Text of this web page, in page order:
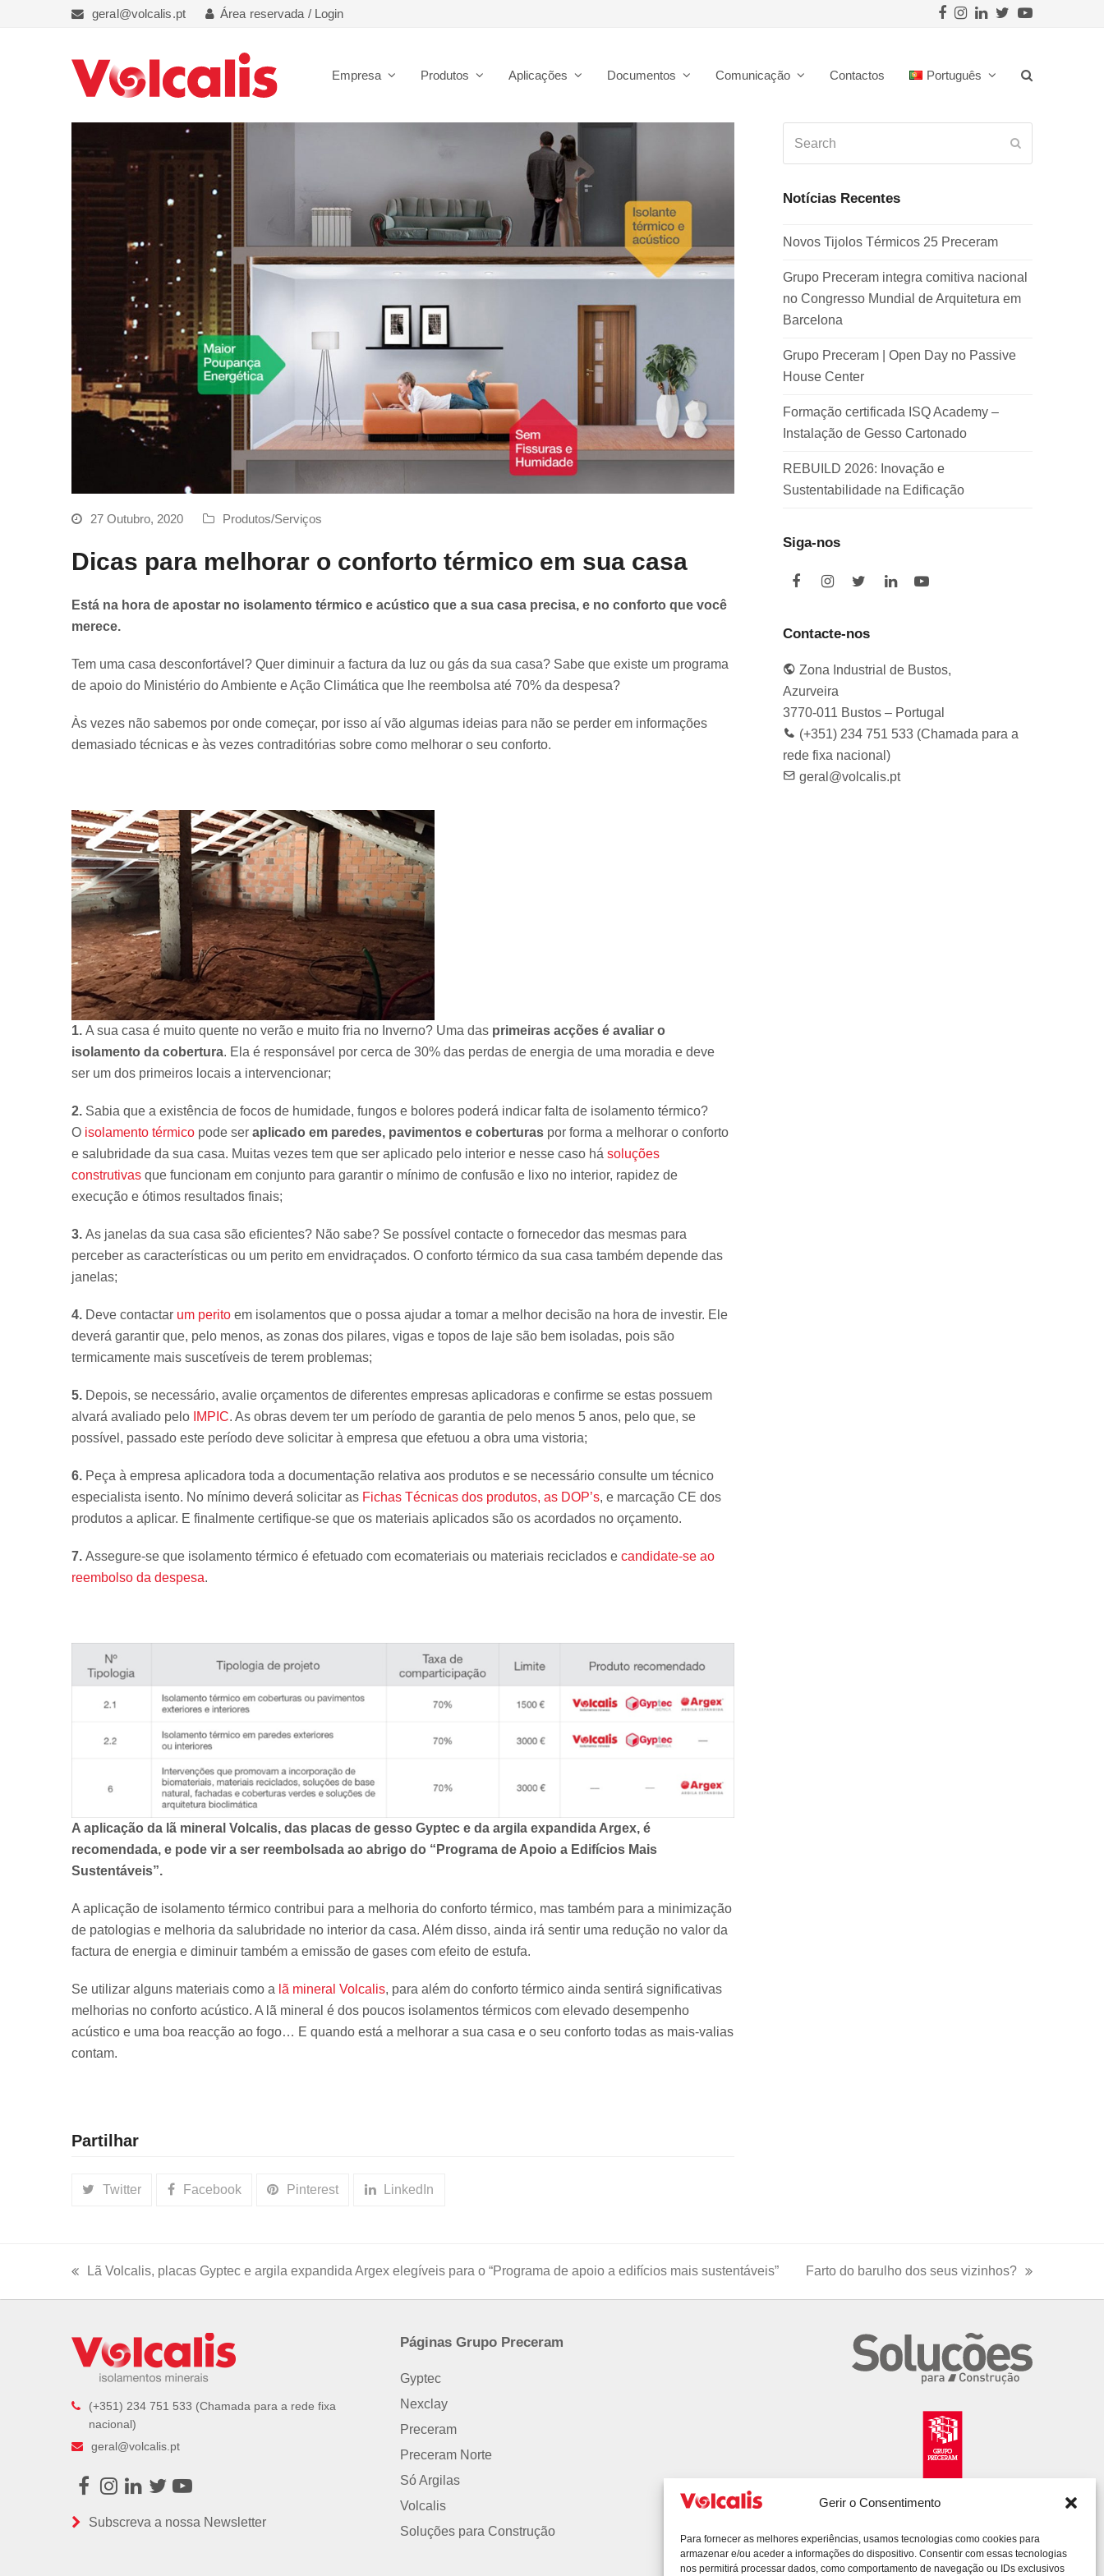
Gerir o Consentimento
Para fornecer as melhores experiências, usamos tecnologias como cookies para
armazenar e/ou aceder a informações do dispositivo. Consentir com essas tecnologias
nos permitirá processar dados, como comportamento de navegação ou IDs exclusivos
geral@volcalis.pt Área reservada / Login Facebook
Instagram
LinkedIn
Twitter
Empresa Produtos Aplicações Documentos Comunicação Contactos Português
27 Outubro, 2020 Produtos/Serviços
Dicas para melhorar o conforto térmico em sua casa
Está na hora de apostar no isolamento térmico e acústico que a sua casa precisa, e no conforto que você
merece.
Tem uma casa desconfortável? Quer diminuir a factura da luz ou gás da sua casa? Sabe que existe um programa
de apoio do Ministério do Ambiente e Ação Climática que lhe reembolsa até 70% da despesa?
Às vezes não sabemos por onde começar, por isso aí vão algumas ideias para não se perder em informações
demasiado técnicas e às vezes contraditórias sobre como melhorar o seu conforto.
1. A sua casa é muito quente no verão e muito fria no Inverno? Uma das primeiras acções é avaliar o
isolamento da cobertura. Ela é responsável por cerca de 30% das perdas de energia de uma moradia e deve
ser um dos primeiros locais a intervencionar;
2. Sabia que a existência de focos de humidade, fungos e bolores poderá indicar falta de isolamento térmico?
O isolamento térmico pode ser aplicado em paredes, pavimentos e coberturas por forma a melhorar o conforto
e salubridade da sua casa. Muitas vezes tem que ser aplicado pelo interior e nesse caso há soluções
construtivas que funcionam em conjunto para garantir o mínimo de confusão e lixo no interior, rapidez de
execução e ótimos resultados finais;
3. As janelas da sua casa são eficientes? Não sabe? Se possível contacte o fornecedor das mesmas para
perceber as características ou um perito em envidraçados. O conforto térmico da sua casa também depende das
janelas;
4. Deve contactar um perito em isolamentos que o possa ajudar a tomar a melhor decisão na hora de investir. Ele
deverá garantir que, pelo menos, as zonas dos pilares, vigas e topos de laje são bem isoladas, pois são
termicamente mais suscetíveis de terem problemas;
5. Depois, se necessário, avalie orçamentos de diferentes empresas aplicadoras e confirme se estas possuem
alvará avaliado pelo IMPIC. As obras devem ter um período de garantia de pelo menos 5 anos, pelo que, se
possível, passado este período deve solicitar à empresa que efetuou a obra uma vistoria;
6. Peça à empresa aplicadora toda a documentação relativa aos produtos e se necessário consulte um técnico
especialista isento. No mínimo deverá solicitar as Fichas Técnicas dos produtos, as DOP’s, e marcação CE dos
produtos a aplicar. E finalmente certifique-se que os materiais aplicados são os acordados no orçamento.
7. Assegure-se que isolamento térmico é efetuado com ecomateriais ou materiais reciclados e candidate-se ao
reembolso da despesa.
A aplicação da lã mineral Volcalis, das placas de gesso Gyptec e da argila expandida Argex, é
recomendada, e pode vir a ser reembolsada ao abrigo do “Programa de Apoio a Edifícios Mais
Sustentáveis”.
A aplicação de isolamento térmico contribui para a melhoria do conforto térmico, mas também para a minimização
de patologias e melhoria da salubridade no interior da casa. Além disso, ainda irá sentir uma redução no valor da
factura de energia e diminuir também a emissão de gases com efeito de estufa.
Se utilizar alguns materiais como a lã mineral Volcalis, para além do conforto térmico ainda sentirá significativas
melhorias no conforto acústico. A lã mineral é dos poucos isolamentos térmicos com elevado desempenho
acústico e uma boa reacção ao fogo… E quando está a melhorar a sua casa e o seu conforto todas as mais‑valias
contam.
Partilhar
Twitter Facebook Pinterest LinkedIn
Notícias Recentes
Novos Tijolos Térmicos 25 Preceram
Grupo Preceram integra comitiva nacional
no Congresso Mundial de Arquitetura em
Barcelona
Grupo Preceram | Open Day no Passive
House Center
Formação certificada ISQ Academy –
Instalação de Gesso Cartonado
REBUILD 2026: Inovação e
Sustentabilidade na Edificação
Siga-nos
F
e
o
o
k
I
t
g
r
a
m
T
t
e
r
L
d
I
Y
e
Contacte-nos
Zona Industrial de Bustos,
Azurveira
3770-011 Bustos – Portugal
(+351) 234 751 533 (Chamada para a
rede fixa nacional)
geral@volcalis.pt
post:
Lã Volcalis, placas Gyptec e argila expandida Argex elegíveis para o “Programa de apoio a edifícios mais sustentáveis”
post:
Farto do barulho dos seus vizinhos?
(+351) 234 751 533 (Chamada para a rede fixa
nacional)
geral@volcalis.pt
Facebook
Instagram
LinkedIn
TwitterYoutube
Subscreva a nossa Newsletter
Páginas Grupo Preceram
Gyptec
Nexclay
Preceram
Preceram Norte
Só Argilas
Volcalis
Soluções para Construção